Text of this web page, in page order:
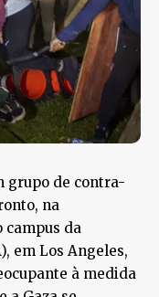
grupo de contra-
na
campus da
em Los Angeles,
à medida